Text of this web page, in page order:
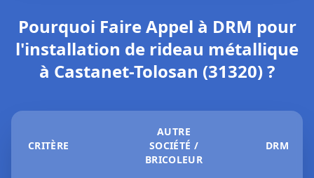
Pourquoi Faire Appel à DRM pour
l'installation de rideau métallique
à Castanet-Tolosan (31320) ?
CRITÈRE
AUTRE
SOCIÉTÉ /
BRICOLEUR
DRM